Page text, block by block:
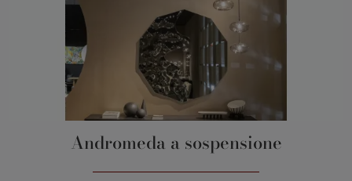
Andromeda a sospensione